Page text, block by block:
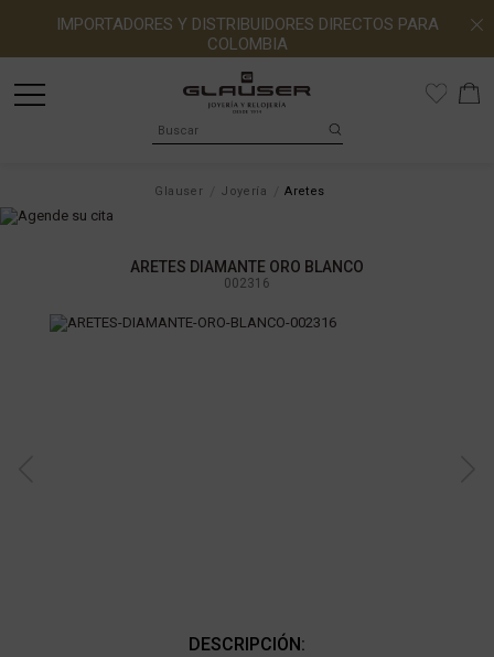
IMPORTADORES Y DISTRIBUIDORES DIRECTOS PARA
COLOMBIA
Glauser Joyería Aretes
ARETES DIAMANTE ORO BLANCO
002316
DESCRIPCIÓN: